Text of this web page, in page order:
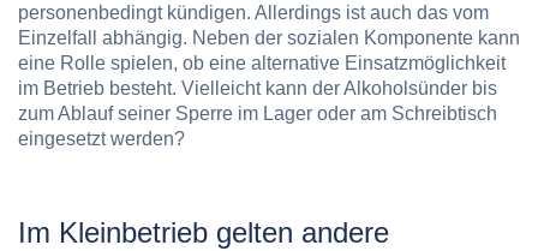
personenbedingt kündigen. Allerdings ist auch das vom
Einzelfall abhängig. Neben der sozialen Komponente kann
eine Rolle spielen, ob eine alternative Einsatzmöglichkeit
im Betrieb besteht. Vielleicht kann der Alkoholsünder bis
zum Ablauf seiner Sperre im Lager oder am Schreibtisch
eingesetzt werden?
Im Kleinbetrieb gelten andere